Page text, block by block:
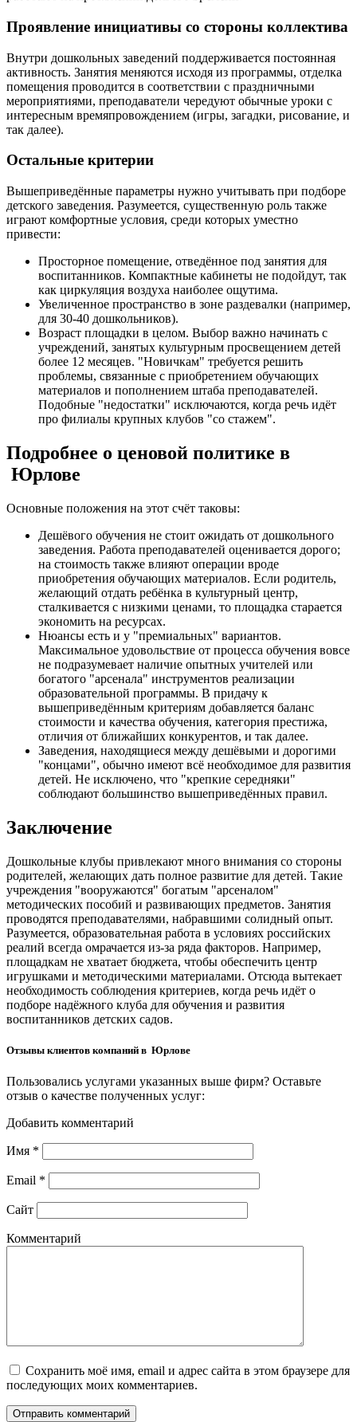
Проявление инициативы со стороны коллектива
Внутри дошкольных заведений поддерживается постоянная
активность. Занятия меняются исходя из программы, отделка
помещения проводится в соответствии с праздничными
мероприятиями, преподаватели чередуют обычные уроки с
интересным времяпровождением (игры, загадки, рисование, и
так далее).
Остальные критерии
Вышеприведённые параметры нужно учитывать при подборе
детского заведения. Разумеется, существенную роль также
играют комфортные условия, среди которых уместно
привести:
Просторное помещение, отведённое под занятия для
воспитанников. Компактные кабинеты не подойдут, так
как циркуляция воздуха наиболее ощутима.
Увеличенное пространство в зоне раздевалки (например,
для 30-40 дошкольников).
Возраст площадки в целом. Выбор важно начинать с
учреждений, занятых культурным просвещением детей
более 12 месяцев. "Новичкам" требуется решить
проблемы, связанные с приобретением обучающих
материалов и пополнением штаба преподавателей.
Подобные "недостатки" исключаются, когда речь идёт
про филиалы крупных клубов "со стажем".
Подробнее о ценовой политике в
Юрлове
Основные положения на этот счёт таковы:
Дешёвого обучения не стоит ожидать от дошкольного
заведения. Работа преподавателей оценивается дорого;
на стоимость также влияют операции вроде
приобретения обучающих материалов. Если родитель,
желающий отдать ребёнка в культурный центр,
сталкивается с низкими ценами, то площадка старается
экономить на ресурсах.
Нюансы есть и у "премиальных" вариантов.
Максимальное удовольствие от процесса обучения вовсе
не подразумевает наличие опытных учителей или
богатого "арсенала" инструментов реализации
образовательной программы. В придачу к
вышеприведённым критериям добавляется баланс
стоимости и качества обучения, категория престижа,
отличия от ближайших конкурентов, и так далее.
Заведения, находящиеся между дешёвыми и дорогими
"концами", обычно имеют всё необходимое для развития
детей. Не исключено, что "крепкие середняки"
соблюдают большинство вышеприведённых правил.
Заключение
Дошкольные клубы привлекают много внимания со стороны
родителей, желающих дать полное развитие для детей. Такие
учреждения "вооружаются" богатым "арсеналом"
методических пособий и развивающих предметов. Занятия
проводятся преподавателями, набравшими солидный опыт.
Разумеется, образовательная работа в условиях российских
реалий всегда омрачается из-за ряда факторов. Например,
площадкам не хватает бюджета, чтобы обеспечить центр
игрушками и методическими материалами. Отсюда вытекает
необходимость соблюдения критериев, когда речь идёт о
подборе надёжного клуба для обучения и развития
воспитанников детских садов.
Отзывы клиентов компаний в Юрлове
Пользовались услугами указанных выше фирм? Оставьте
отзыв о качестве полученных услуг:
Добавить комментарий
Имя *
Email *
Сайт
Комментарий
Сохранить моё имя, email и адрес сайта в этом браузере для
последующих моих комментариев.